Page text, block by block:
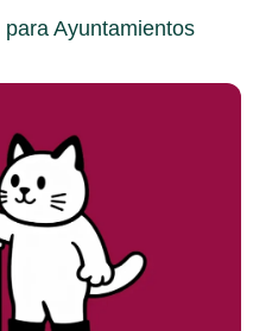
Ayuntamientos